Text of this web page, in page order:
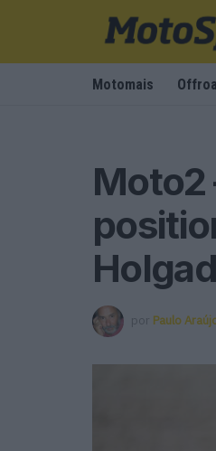
Motomais
Moto2
por Paulo